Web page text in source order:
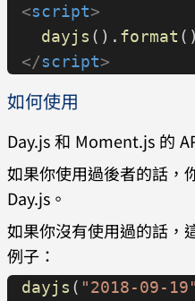
<script>
  dayjs
(). format
</script>
如何使用
Day.js 和 Moment.js 的
如果你使用過後者的話，
Day.js。
如果你沒有使用過的話，
例子：
dayjs ( "2018-09-19"